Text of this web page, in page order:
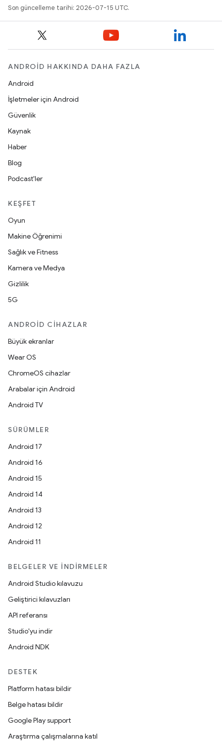
Son güncelleme tarihi: 2026-07-15 UTC.
ANDROID HAKKINDA DAHA FAZLA
Android
İşletmeler için Android
Güvenlik
Kaynak
Haber
Blog
Podcast'ler
KEŞFET
Oyun
Makine Öğrenimi
Sağlık ve Fitness
Kamera ve Medya
Gizlilik
5G
ANDROID CIHAZLAR
Büyük ekranlar
Wear OS
ChromeOS cihazlar
Arabalar için Android
Android TV
SÜRÜMLER
Android 17
Android 16
Android 15
Android 14
Android 13
Android 12
Android 11
BELGELER VE İNDIRMELER
Android Studio kılavuzu
Geliştirici kılavuzları
API referansı
Studio'yu indir
Android NDK
DESTEK
Platform hatası bildir
Belge hatası bildir
Google Play support
Araştırma çalışmalarına katıl